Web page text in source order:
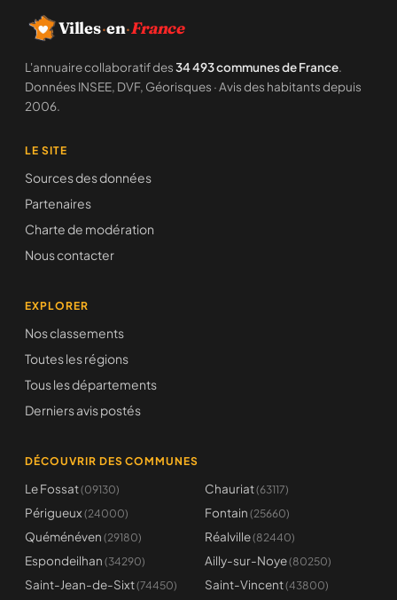
Villes·en·France
L'annuaire collaboratif des34 493 communes de France.
Données INSEE, DVF, Géorisques · Avis des habitants depuis
2006.
LE SITE
Sources des données
Partenaires
Charte de modération
Nous contacter
EXPLORER
Nos classements
Toutes les régions
Tous les départements
Derniers avis postés
DÉCOUVRIR DES COMMUNES
Le Fossat(09130) Chauriat(63117)
Périgueux (24000) Fontain (25660)
Quéménéven (29180) Réalville(82440)
Espondeilhan (34290) Ailly-sur-Noye(80250)
Saint-Jean-de-Sixt(74450) Saint-Vincent(43800)